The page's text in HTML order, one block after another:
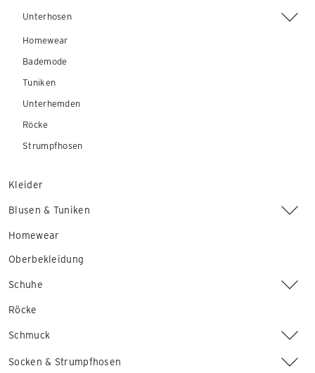
Unterhosen
Homewear
Bademode
Tuniken
Unterhemden
Röcke
Strumpfhosen
Kleider
Blusen & Tuniken
Homewear
Oberbekleidung
Schuhe
Röcke
Schmuck
Socken & Strumpfhosen